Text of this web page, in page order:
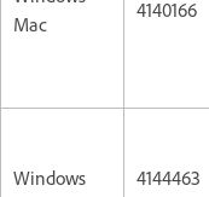
Mac
4140166
Windows 4144463